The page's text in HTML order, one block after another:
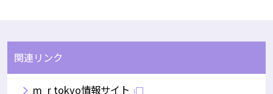
関連リンク
m_r tokyo情報サイト